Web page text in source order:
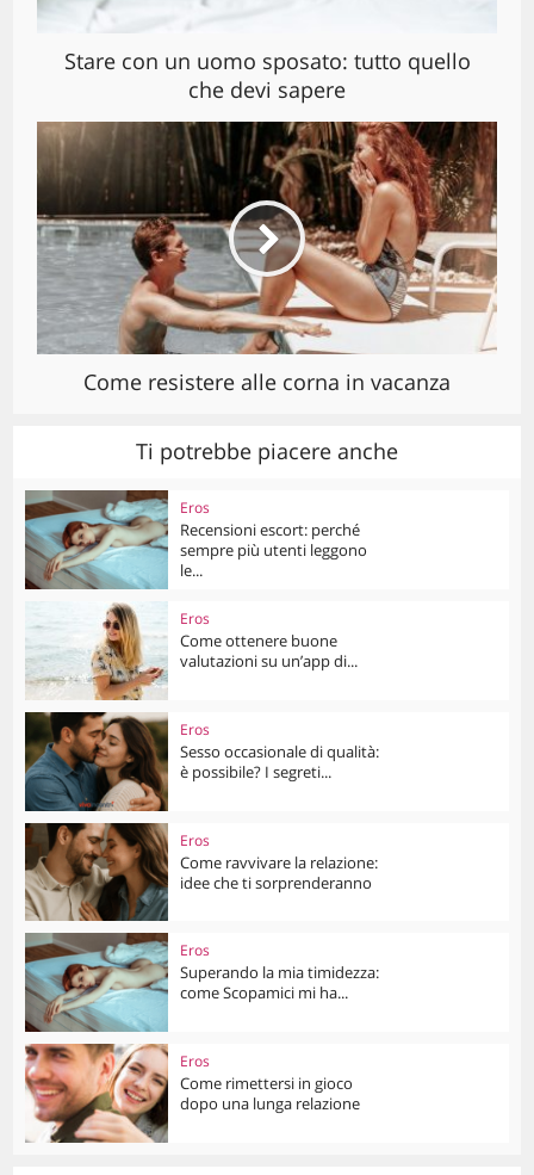
Stare con un uomo sposato: tutto quello
che devi sapere
Come resistere alle corna in vacanza
Ti potrebbe piacere anche
Eros
Recensioni escort: perché
sempre più utenti leggono
le...
Eros
Come ottenere buone
valutazioni su un’app di...
Eros
Sesso occasionale di qualità:
è possibile? I segreti...
Eros
Come ravvivare la relazione:
idee che ti sorprenderanno
Eros
Superando la mia timidezza:
come Scopamici mi ha...
Eros
Come rimettersi in gioco
dopo una lunga relazione